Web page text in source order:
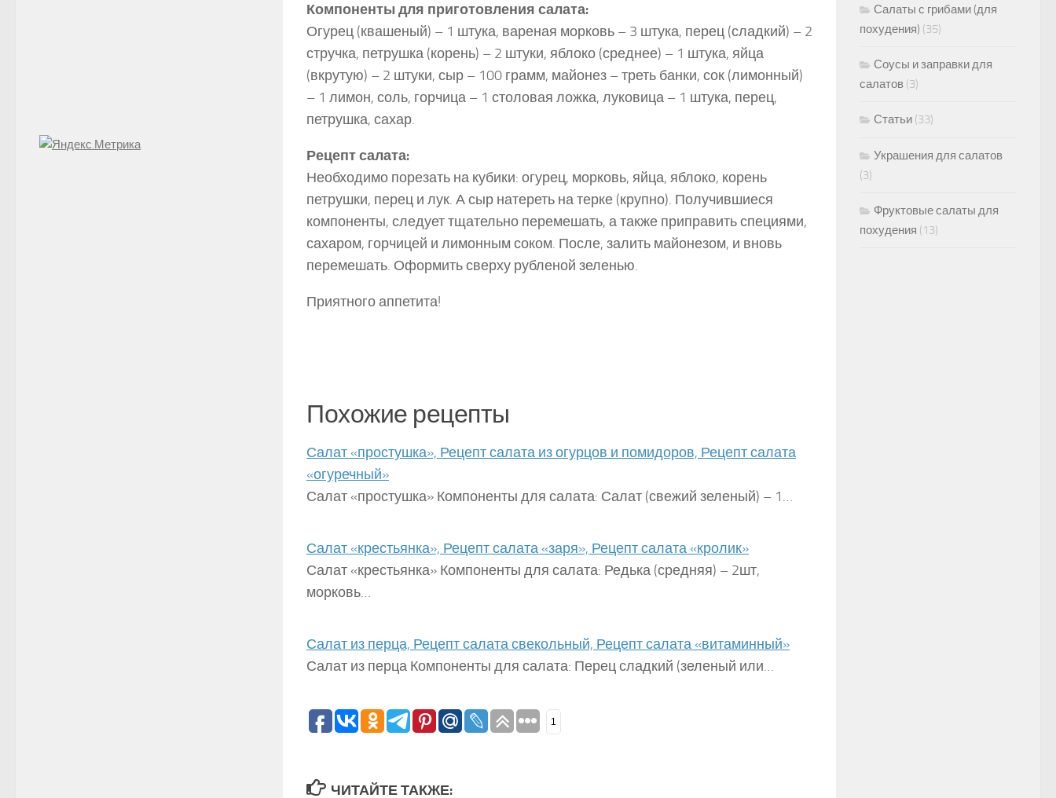
Компоненты для приготовления салата:
Огурец (квашеный) – 1 штука, вареная морковь – 3 штука, перец (сладкий) – 2
стручка, петрушка (корень) – 2 штуки, яблоко (среднее) – 1 штука, яйца
(вкрутую) – 2 штуки, сыр – 100 грамм, майонез – треть банки, сок (лимонный)
– 1 лимон, соль, горчица – 1 столовая ложка, луковица – 1 штука, перец,
петрушка, сахар.
Рецепт салата:
Необходимо порезать на кубики: огурец, морковь, яйца, яблоко, корень
петрушки, перец и лук. А сыр натереть на терке (крупно). Получившиеся
компоненты, следует тщательно перемешать, а также приправить специями,
сахаром, горчицей и лимонным соком. После, залить майонезом, и вновь
перемешать. Оформить сверху рубленой зеленью.
Приятного аппетита!
Похожие рецепты
Салат «простушка», Рецепт салата из огурцов и помидоров, Рецепт салата
«огуречный»
Салат «простушка» Компоненты для салата: Салат (свежий зеленый) – 1…
Салат «крестьянка», Рецепт салата «заря», Рецепт салата «кролик»
Салат «крестьянка» Компоненты для салата: Редька (средняя) – 2шт,
морковь…
Салат из перца, Рецепт салата свекольный, Рецепт салата «витаминный»
Салат из перца Компоненты для салата: Перец сладкий (зеленый или…
1
ЧИТАЙТЕ ТАКЖЕ:
Салаты с грибами (для
похудения) (35)
Соусы и заправки для
салатов (3)
Статьи (33)
Украшения для салатов
(3)
Фруктовые салаты для
похудения (13)